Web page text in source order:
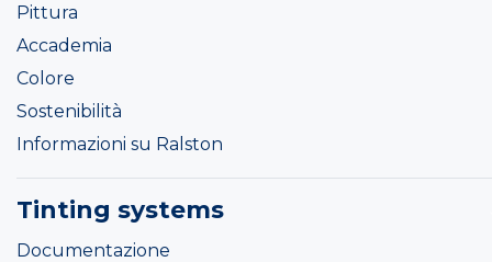
Pittura
Accademia
Colore
Sostenibilità
Informazioni su Ralston
Tinting systems
Documentazione